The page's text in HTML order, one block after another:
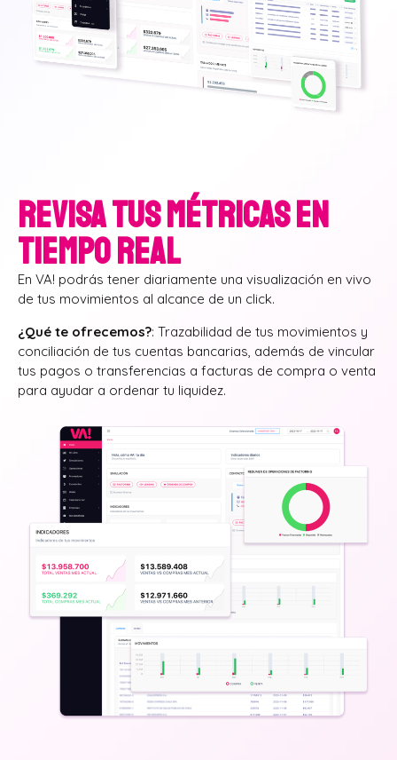
REVISA TUS MÉTRICAS EN
TIEMPO REAL
En VA! podrás tener diariamente una visualización en vivo
de tus movimientos al alcance de un click.
¿Qué te ofrecemos?: Trazabilidad de tus movimientos y
conciliación de tus cuentas bancarias, además de vincular
tus pagos o transferencias a facturas de compra o venta
para ayudar a ordenar tu liquidez.